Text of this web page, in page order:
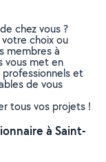
chez vous ?
choix ou
membres à
vous met en
et
de vous
tous vos projets !
à Saint-